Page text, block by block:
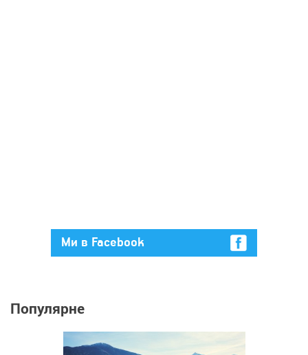
Ми в Facebook
Популярне